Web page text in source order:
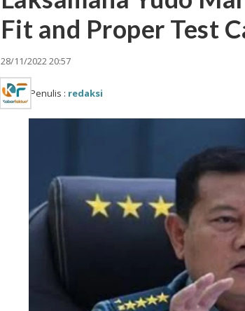
Fit and Proper Test
28/11/2022 20:57
Penulis : redaksi